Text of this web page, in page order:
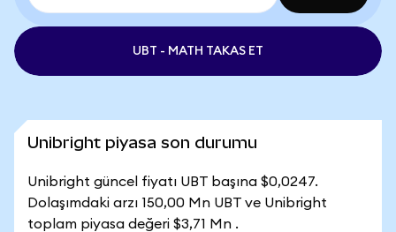
UBT - MATH TAKAS ET
Unibright piyasa son durumu
Unibright güncel fiyatı UBT başına $0,0247.
Dolaşımdaki arzı 150,00 Mn UBT ve Unibright
toplam piyasa değeri $3,71 Mn .